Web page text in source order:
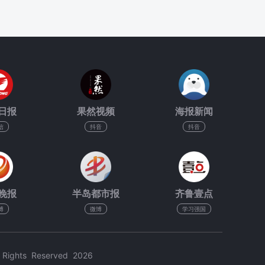
报 果然视频
抖音
海报新闻
抖音
报 半岛都市报
微博
齐鲁壹点
学习强国
Reserved 2026